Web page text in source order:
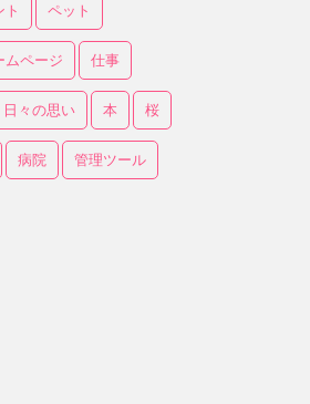
ト ペット
ムページ 仕事
日々の思い 本 桜
病院 管理ツール